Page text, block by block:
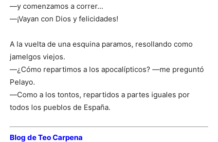
―y comenzamos a correr…
―¡Vayan con Dios y felicidades!
A la vuelta de una esquina paramos, resollando como
jamelgos viejos.
―¿Cómo repartimos a los apocalípticos? ―me preguntó
Pelayo.
―Como a los tontos, repartidos a partes iguales por
todos los pueblos de España.
Blog de Teo Carpena